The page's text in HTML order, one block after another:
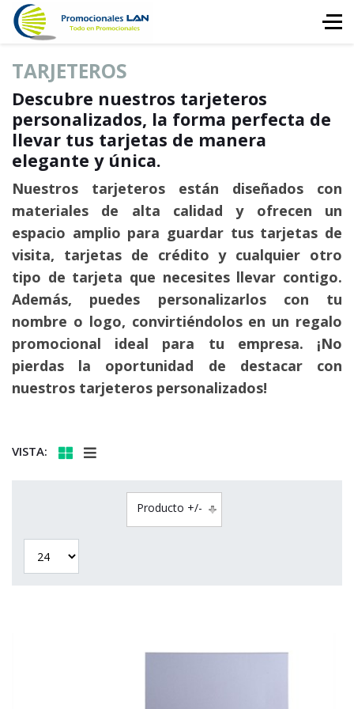
TARJETEROS
Descubre nuestros tarjeteros
personalizados, la forma perfecta de
llevar tus tarjetas de manera
elegante y única.
Nuestros tarjeteros están diseñados con
materiales de alta calidad y ofrecen un
espacio amplio para guardar tus tarjetas de
visita, tarjetas de crédito y cualquier otro
tipo de tarjeta que necesites llevar contigo.
Además, puedes personalizarlos con tu
nombre o logo, convirtiéndolos en un regalo
promocional ideal para tu empresa. ¡No
pierdas la oportunidad de destacar con
nuestros tarjeteros personalizados!
VISTA:
Producto +/-